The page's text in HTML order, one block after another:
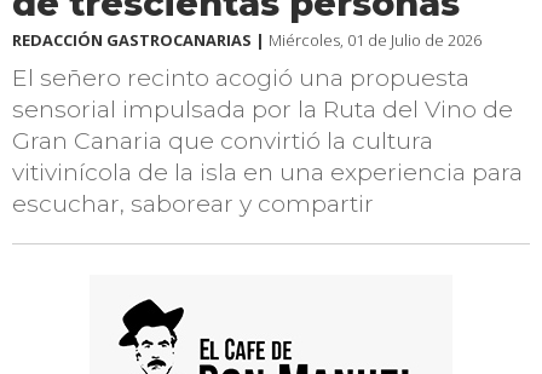
REDACCIÓN GASTROCANARIAS | Miércoles, 01 de Julio de 2026
El señero recinto acogió una propuesta
sensorial impulsada por la Ruta del Vino de
Gran Canaria que convirtió la cultura
vitivinícola de la isla en una experiencia para
escuchar, saborear y compartir